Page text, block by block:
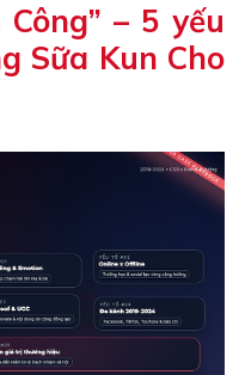
– 5 yếu
Sữa Kun Cho